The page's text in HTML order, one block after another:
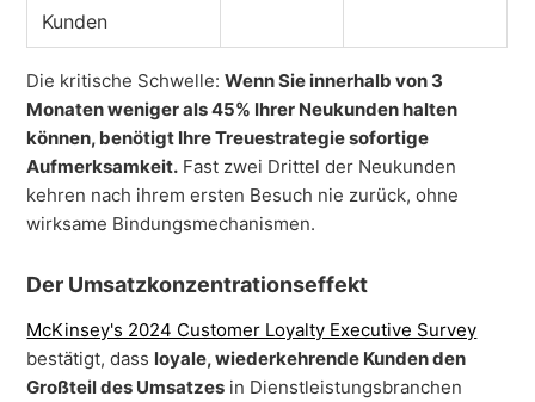
Kunden
Die kritische Schwelle:Wenn Sie innerhalb von 3
Monaten weniger als 45% Ihrer Neukunden halten
können, benötigt Ihre Treuestrategie sofortige
Aufmerksamkeit. Fast zwei Drittel der Neukunden
kehren nach ihrem ersten Besuch nie zurück, ohne
wirksame Bindungsmechanismen.
Der Umsatzkonzentrationseffekt
McKinsey's 2024 Customer Loyalty Executive Survey
bestätigt, dass loyale, wiederkehrende Kunden den
Großteil des Umsatzes in Dienstleistungsbranchen